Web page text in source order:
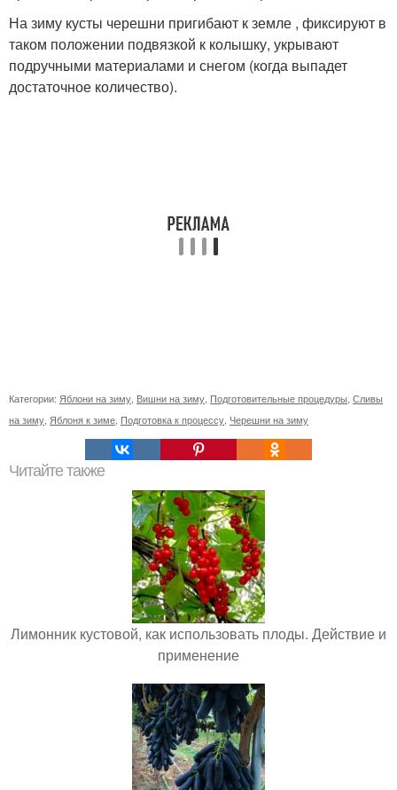
На зиму кусты черешни пригибают к земле , фиксируют в
таком положении подвязкой к колышку, укрывают
подручными материалами и снегом (когда выпадет
достаточное количество).
Категории: Яблони на зиму Вишни на зиму Подготовительные процедуры Сливы
на зиму Яблоня к зиме Подготовка к процессу Черешни на зиму
Читайте также
Лимонник кустовой, как использовать плоды. Действие и
применение